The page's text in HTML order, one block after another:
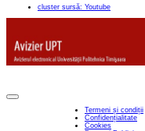
cluster sursă: Youtube
Termeni și condiții
Confidențialitate
Cookies